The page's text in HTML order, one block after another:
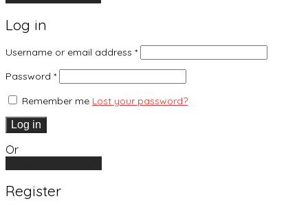
Log in
Username or email address *
Password *
Remember me Lost your password?
Log in
Or
Register